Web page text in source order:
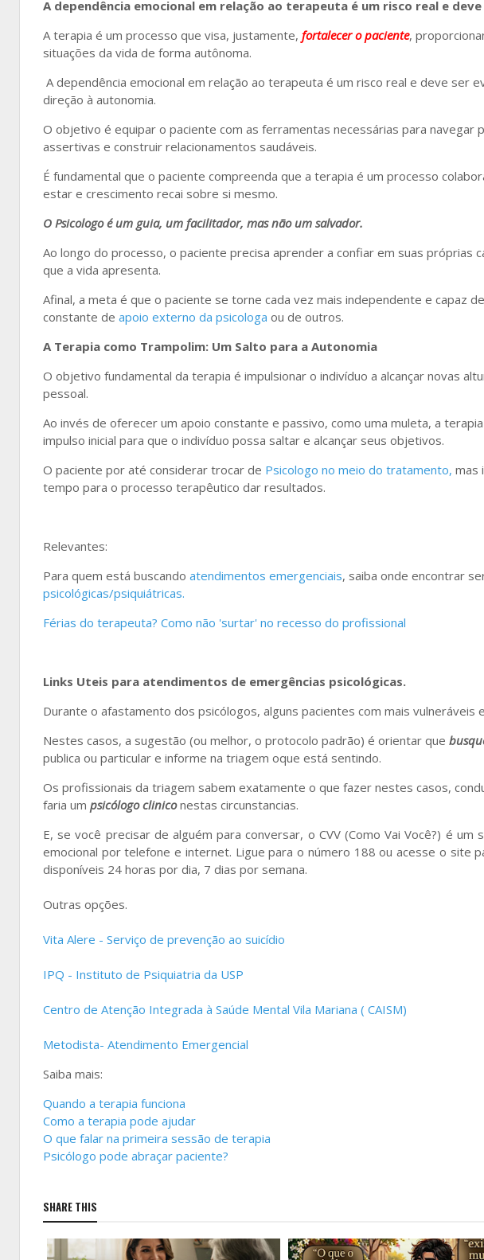
A dependência emocional em relação ao terapeuta é um risco real e
A terapia é um processo que visa, justamente, fortalecer o paciente,
situações da vida de forma autônoma.
A dependência emocional em relação ao terapeuta é um risco real e deve ser
direção à autonomia.
O objetivo é equipar o paciente com as ferramentas necessárias para navegar
assertivas e construir relacionamentos saudáveis.
É fundamental que o paciente compreenda que a terapia é um processo
estar e crescimento recai sobre si mesmo.
O Psicologo é um guia, um facilitador, mas não um salvador.
Ao longo do processo, o paciente precisa aprender a confiar em suas próprias
que a vida apresenta.
Afinal, a meta é que o paciente se torne cada vez mais independente e capaz
constante de apoio externo da psicologa ou de outros.
A Terapia como Trampolim: Um Salto para a Autonomia
O objetivo fundamental da terapia é impulsionar o indivíduo a alcançar novas
pessoal.
Ao invés de oferecer um apoio constante e passivo, como uma muleta, a
impulso inicial para que o indivíduo possa saltar e alcançar seus objetivos.
O paciente por até considerar trocar de Psicologo no meio do tratamento, mas
tempo para o processo terapêutico dar resultados.
Relevantes:
Para quem está buscando atendimentos emergenciais, saiba onde encontrar
psicológicas/psiquiátricas.
Férias do terapeuta? Como não 'surtar' no recesso do profissional
Links Uteis para atendimentos de emergências psicológicas.
Durante o afastamento dos psicólogos, alguns pacientes com mais vulneráveis
Nestes casos, a sugestão (ou melhor, o protocolo padrão) é orientar que
publica ou particular e informe na triagem oque está sentindo.
Os profissionais da triagem sabem exatamente o que fazer nestes casos,
faria um psicólogo cliniconestas circunstancias.
E, se você precisar de alguém para conversar, o CVV (Como Vai Você?) é
emocional por telefone e internet. Ligue para o número 188 ou acesse o site
disponíveis 24 horas por dia, 7 dias por semana.
Outras opções.
Vita Alere - Serviço de prevenção ao suicídio
IPQ - Instituto de Psiquiatria da USP
Centro de Atenção Integrada à Saúde Mental Vila Mariana ( CAISM)
Metodista- Atendimento Emergencial
Saiba mais:
Quando a terapia funciona
Como a terapia pode ajudar
O que falar na primeira sessão de terapia
Psicólogo pode abraçar paciente?
SHARE THIS